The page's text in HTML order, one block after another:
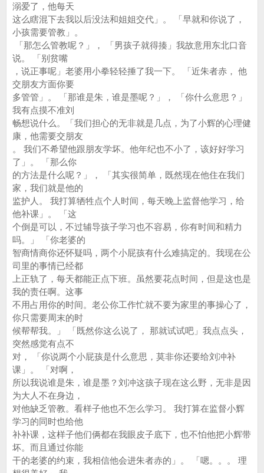
溺爱了，他每天
这么瞎混下去我以后没法和姐姐交代」。 「早就和你说了，
小孩需要管教」。
「那怎么管教呢？」， 「男孩子就得揍」我故意用东北口音
说。 「别贫嘴
，说正事呢」老婆用小拳轻轻捶了我一下。 「近朱者赤， 他
交朋友方面你要
多管管」。 「那谁是朱，谁是墨呢？」， 「你什么意思？」
我有点摸不准刘
畅想说什么。「我们担心的无非就是几点，为了小辉的心理健
康，他需要交朋友
。 我们不希望他跟朋友学坏。他年纪也不小了，该好好学习
了」。 「那么你
的方法是什么呢？」， 「其实很简单，既然现在他住在我们
家，我们就是他的
监护人。 我打算牺牲点个人时间，每天晚上监督他学习，给
他补课」。 「这
个倒是可以，不过辅导孩子学习也不容易，你有时间和精力
吗。」 「你老婆的
智商情商你还怀疑吗，两个小屁孩有什么难搞定的。我现在公
司里的事情已经都
上正轨了，每天都能正点下班。虽然要花点时间，但是这也是
我的责任啊。这事
不用占用你的时间。老公你工作忙就不要为家里的事操心了，
你只需要周末的时
候帮帮我。」 「既然你这么说了， 那就试试吧」我点点头，
突然感觉有点不
对， 「你说两个小屁孩是什么意思，莫非你还要给刘冲补
课」。 「对啊，
所以我说谁是朱，谁是墨？刘冲这孩子现在这么野，无非是因
为大人不在身边，
对他缺乏管教。看样子他也不怎么学习。 我打算在监督小辉
学习的同时也给他
补补课，这样子他们俩都在我眼皮子底下，也不怕他把小辉带
坏。而且通过你能
干的老婆的约束，我相信他会进朱者赤的」。 「嗯。。。 理